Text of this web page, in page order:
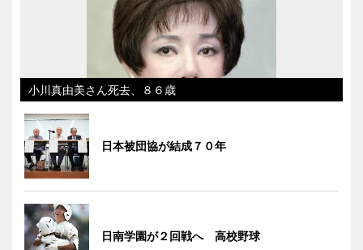
小川真由美さん死去、８６歳
日本被団協が結成７０年
日南学園が２回戦へ 高校野球